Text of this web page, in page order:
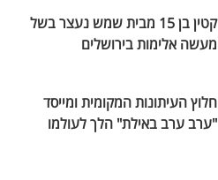
קטין בן 15 מבית שמש נעצר בשל
מעשה אלימות בירושלים
חלוץ העיתונות המקומית ומייסד
"ערב ערב באילת" הלך לעולמו